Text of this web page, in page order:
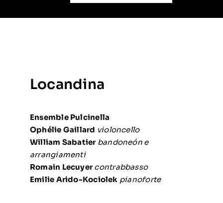
Locandina
Ensemble Pulcinella
Ophélie Gaillard violoncello
William Sabatier bandoneón e
arrangiamenti
Romain Lecuyer contrabbasso
Emilie Arido-Kociolek pianoforte